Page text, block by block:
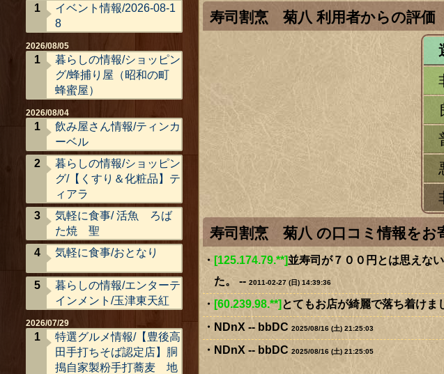
寿司割烹 菊八 利用者からの評価
寿司割烹 菊八 の口コミ情報をお
[125.174.79.**]並寿司が７００円とは思えな
た。 -- 2011-02-27 (日) 14:39:36
[60.239.98.**] とてもお店が綺麗で落ち着けま
NDnX -- bbDC 2025/08/16 (土) 21:25:03
NDnX -- bbDC 2025/08/16 (土) 21:25:05
イベント情報/2026-08-1
8
2026/08/05
暮らしの情報/ショッピン
グ/蜂捕り屋（昭和の町
蜂蜜屋）
2026/08/04
飲み屋さん情報/ティンカ
ーベル
暮らしの情報/ショッピン
グ/【くすり＆化粧品】テ
ィアラ
気軽に食事/ 活魚 ろば
た焼 聖
気軽に食事/おとなり
暮らしの情報/エンターテ
インメント/玉津東天紅
2026/07/29
特選グルメ情報/【豊後高
田手打ちそば認定店】胴
搗自家製粉手打蕎麦 地